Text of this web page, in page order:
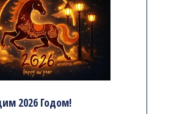
2026 Годом!